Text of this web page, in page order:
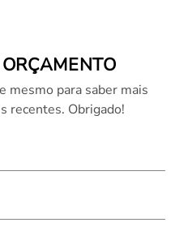
mesmo para saber mais
recentes. Obrigado!